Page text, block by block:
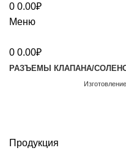
0 0.00₽
Меню
0 0.00₽
РАЗЪЕМЫ КЛАПАНА/
Продукция